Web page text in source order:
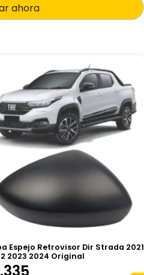
ahora
Espejo Retrovisor Dir Strada 2021
2023 2024 Original